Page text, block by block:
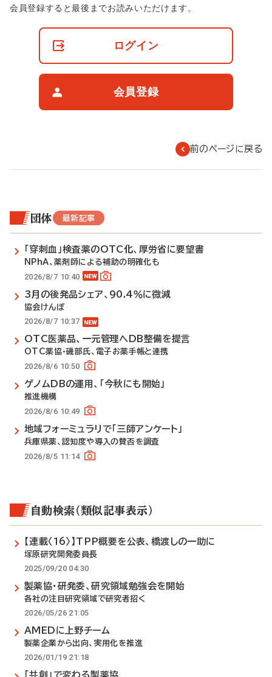
非
会員登録すると最後までお読みいただけます。
ログイン
会員登録
前のページに戻る
団体 最新記事
「穿刺血」検査薬のOTC化、厚労省に要望書
NPhA、薬剤師による補助の明確化も
2026/8/7 10:40
3月の後発品シェア、90.4％に微減
協会けんぽ
2026/8/7 10:37
OTC医薬品、一元管理へDB整備を提言
OTC薬協・磯部氏、電子お薬手帳と連携
2026/8/6 10:50
ゲノムDBの運用、「今秋にも開始」
推進機構
2026/8/6 10:49
地域フォーミュラリで「三師アンケート」
兵庫県薬、認知度や導入の賛否を調査
2026/8/5 11:14
自動検索（類似記事表示）
【連載〈16〉】TPP概要を公表、橋渡しの一助に
塚原研究開発委員長
2025/09/20 04:30
製薬協・研発委、研究領域勉強会を開始
各社の注目研究領域で研究者招く
2026/05/26 21:05
AMEDに上野チーム
製薬企業から出向、実用化を推進
2026/01/19 21:18
「共創」で変わる製薬協